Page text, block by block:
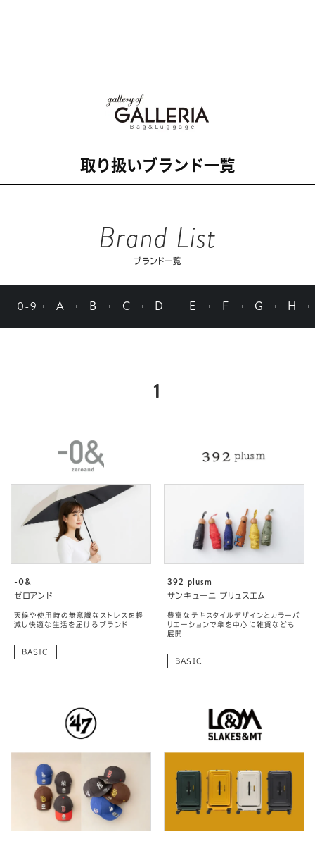
取り扱いブランド一覧
Brand List
ブランド一覧
0-9 A B C D E F G H
1
-0&
ゼロアンド
天候や使用時の無意識なストレスを軽
減し快適な生活を届けるブランド
BASIC
392 plusm
サンキューニ プリュスエム
豊富なテキスタイルデザインとカラーバ
リエーションで傘を中心に雑貨なども
展開
BASIC